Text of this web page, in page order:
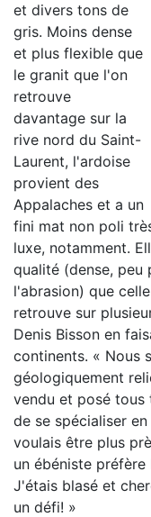
et divers tons de
gris. Moins dense
et plus flexible que
le granit que l'on
retrouve
davantage sur la
rive nord du Saint-
Laurent, l'ardoise
provient des
Appalaches et a un
fini mat non poli
luxe, notamment.
qualité (dense, peu
l'abrasion) que
retrouve sur
Denis Bisson en
continents. « Nous
géologiquement
vendu et posé tous
de se spécialiser
voulais être plus
un ébéniste
J'étais blasé et
un défi! »